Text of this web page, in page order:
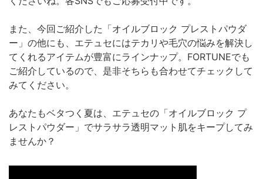
また、今回ご紹介した「オイルブロック プレストパウダ
ー」の他にも、エテュセにはテカリや毛穴の悩みを解決し
てくれるアイテムが豊富にラインナップ。FORTUNEでも
ご紹介しているので、是非そちらも合わせてチェックして
みてください。
あなたもベタつく夏は、エテュセの「オイルブロック プ
レストパウダー」でサラサラ透明マット肌をキープしてみ
ませんか？